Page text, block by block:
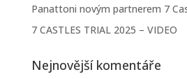
Panattoni novým partnerem 7
7 CASTLES TRIAL 2025 – VIDEO
Nejnovější komentáře